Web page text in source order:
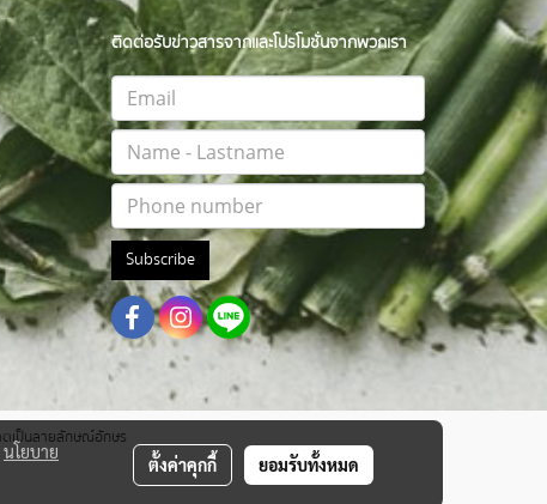
ติดต่อรับข่าวสารจากและโปรโมชั่นจากพวกเรา
Subscribe
ตเป็นลายลักษณ์อักษร
นโยบาย
ตั้งค่าคุกกี้ ยอมรับทั้งหมด